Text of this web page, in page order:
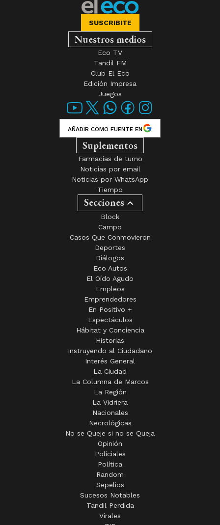
SUSCRIBITE
Nuestros medios
Eco TV
Tandil FM
Club El Eco
Edición Impresa
Juegos
AÑADIR COMO FUENTE EN
Suplementos
Farmacias de turno
Noticias por email
Noticias por WhatsApp
Tiempo
Secciones
Block
Campo
Casos Que Conmovieron
Deportes
Diálogos
Eco Autos
El Oído Agudo
Empleos
Emprendedores
En Positivo +
Espectáculos
Hábitat y Conciencia
Historias
Instruyendo al Ciudadano
Interés General
La Ciudad
La Columna de Marcos
La Región
La Vidriera
Nacionales
Necrológicas
No se Queje si no se Queja
Opinión
Policiales
Política
Random
Sepelios
Sucesos Notables
Tandil Perdida
Virales